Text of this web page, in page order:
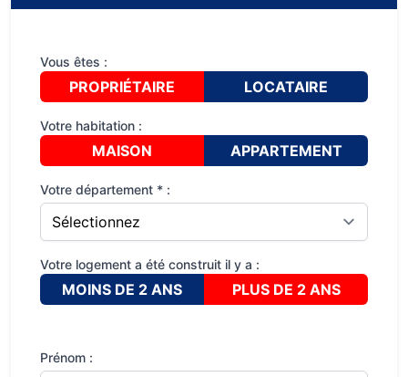
Vous êtes :
PROPRIÉTAIRE LOCATAIRE
Votre habitation :
MAISON APPARTEMENT
Votre département * :
Votre logement a été construit il y a :
MOINS DE 2 ANS PLUS DE 2 ANS
Prénom :